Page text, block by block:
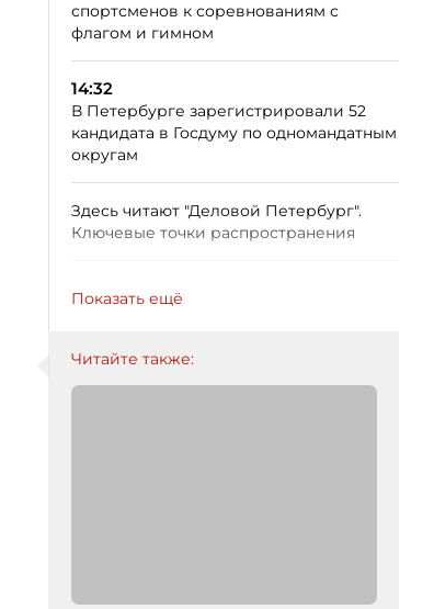
спортсменов к соревнованиям с
флагом и гимном
14:32
В Петербурге зарегистрировали 52
кандидата в Госдуму по одномандатным
округам
Здесь читают "Деловой Петербург".
Ключевые точки распространения
Показать ещё
Читайте также: